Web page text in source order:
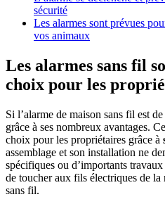
sécurité
Les alarmes sont prévues
vos animaux
Les alarmes sans fil
choix pour les
Si l’alarme de maison sans fil est
grâce à ses nombreux avantages.
choix pour les propriétaires grâce à
assemblage et son installation ne
spécifiques ou d’importants travaux
de toucher aux fils électriques de
sans fil.